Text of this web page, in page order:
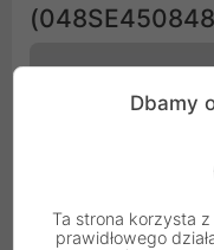
Dbamy
Ta strona korzysta z
prawidłowego